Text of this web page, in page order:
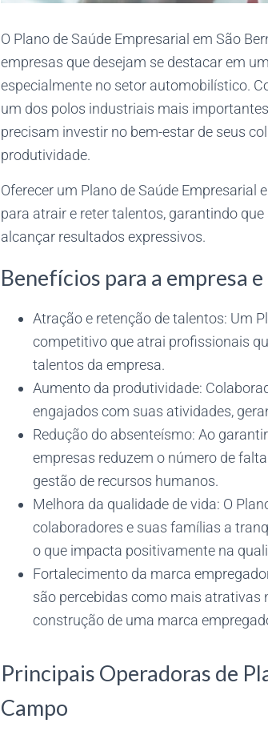
O Plano de Saúde Empresarial em São
empresas que desejam se destacar em
especialmente no setor automobilístico.
um dos polos industriais mais
precisam investir no bem-estar de seus
produtividade.
Oferecer um Plano de Saúde Empresarial
para atrair e reter talentos, garantindo
alcançar resultados expressivos.
Benefícios para a empresa
Atração e retenção de talentos: Um
competitivo que atrai profissionais
talentos da empresa.
Aumento da produtividade:
engajados com suas atividades,
Redução do absenteísmo: Ao
empresas reduzem o número de
gestão de recursos humanos.
Melhora da qualidade de vida: O
colaboradores e suas famílias a
o que impacta positivamente na
Fortalecimento da marca
são percebidas como mais atrativas
construção de uma marca
Principais Operadoras de
Campo